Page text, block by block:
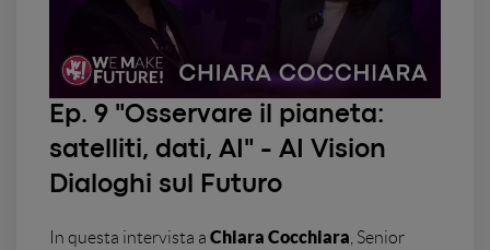
Ep. 9 "Osservare il pianeta:
satelliti, dati, AI" - AI Vision
Dialoghi sul Futuro
In questa intervista a Chiara Cocchiara , Senior